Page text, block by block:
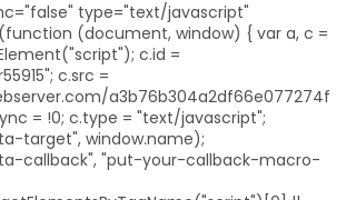
type="text/javascript"
(document, window) { var a, c =
c.id =
c.src =
a3b76b304a2df66e077274f
= !0; c.type = "text/javascript";
target", window.name);
callback", "put-your-callback-macro-